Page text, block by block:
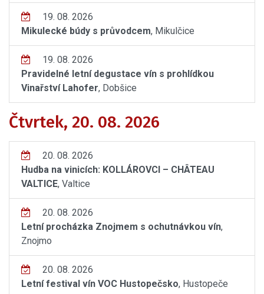
19. 08. 2026
Mikulecké búdy s průvodcem, Mikulčice
19. 08. 2026
Pravidelné letní degustace vín s prohlídkou
Vinařství Lahofer, Dobšice
Čtvrtek, 20. 08. 2026
20. 08. 2026
Hudba na vinicích: KOLLÁROVCI – CHÂTEAU
VALTICE, Valtice
20. 08. 2026
Letní procházka Znojmem s ochutnávkou vín,
Znojmo
20. 08. 2026
Letní festival vín VOC Hustopečsko, Hustopeče